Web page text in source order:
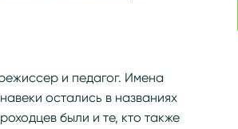
и педагог. Имена
остались в названиях
были и те, кто также